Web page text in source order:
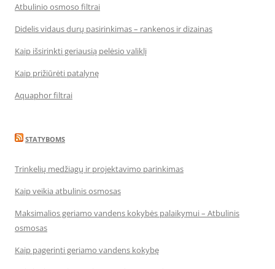
Atbulinio osmoso filtrai
Didelis vidaus durų pasirinkimas – rankenos ir dizainas
Kaip išsirinkti geriausią pelėsio valiklį
Kaip prižiūrėti patalynę
Aquaphor filtrai
STATYBOMS
Trinkelių medžiagų ir projektavimo parinkimas
Kaip veikia atbulinis osmosas
Maksimalios geriamo vandens kokybės palaikymui – Atbulinis
osmosas
Kaip pagerinti geriamo vandens kokybę